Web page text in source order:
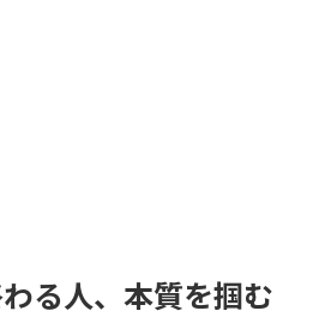
わる人、本質を掴む